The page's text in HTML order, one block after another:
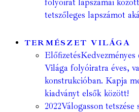
tetszőleges lapszámot
TERMÉSZET VILÁGA
ElőfizetésKedvezményes
Világa folyóiratra éves,
konstrukcióban. Kapja
kiadványt elsők között!
2022Válogasson tetszése